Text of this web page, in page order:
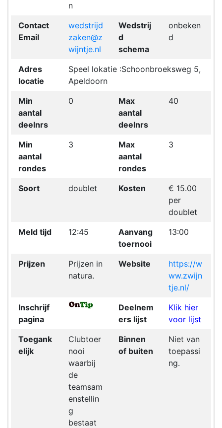
n
Contact
Email
wedstrijd
zaken@z
wijntje.nl
Wedstrij
d
schema
onbeken
d
Adres
locatie
Speel lokatie :Schoonbroeksweg 5,
Apeldoorn
Min
aantal
deelnrs
0
Max
aantal
deelnrs
40
Min
aantal
rondes
3
Max
aantal
rondes
3
Soort doublet Kosten
€ 15.00
per
doublet
Meld tijd
12:45
Aanvang
toernooi
13:00
Prijzen
Prijzen in
natura.
Website
https://w
ww.zwijn
tje.nl/
Inschrijf
pagina
Deelnem
ers lijst
Klik hier
voor lijst
Toegank
elijk
Clubtoer
nooi
waarbij
de
teamsam
enstellin
g
bestaat
Binnen
of buiten
Niet van
toepassi
ng.